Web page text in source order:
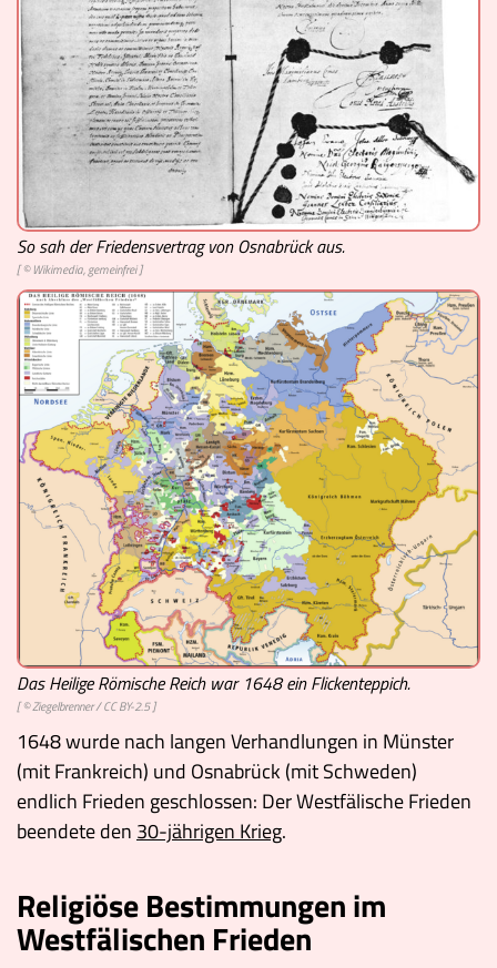
So sah der Friedensvertrag von Osnabrück aus.
[ © Wikimedia, gemeinfrei ]
Das Heilige Römische Reich war 1648 ein Flickenteppich.
[ ©Ziegelbrenner/CC BY-2.5]
1648 wurde nach langen Verhandlungen in Münster
(mit Frankreich) und Osnabrück (mit Schweden)
endlich Frieden geschlossen: Der Westfälische Frieden
beendete den 30-jährigen Krieg.
Religiöse Bestimmungen im
Westfälischen Frieden